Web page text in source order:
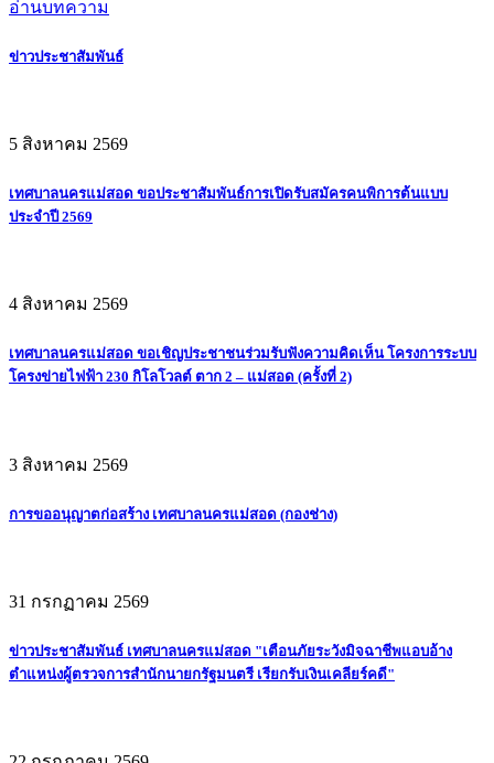
อ่านบทความ
ข่าวประชาสัมพันธ์
5 สิงหาคม 2569
เทศบาลนครแม่สอด ขอประชาสัมพันธ์การเปิดรับสมัครคนพิการต้นแบบ
ประจำปี 2569
4 สิงหาคม 2569
เทศบาลนครแม่สอด ขอเชิญประชาชนร่วมรับฟังความคิดเห็น โครงการระบบ
โครงข่ายไฟฟ้า 230 กิโลโวลต์ ตาก 2 – แม่สอด (ครั้งที่ 2)
3 สิงหาคม 2569
การขออนุญาตก่อสร้าง เทศบาลนครแม่สอด (กองช่าง)
31 กรกฏาคม 2569
ข่าวประชาสัมพันธ์ เทศบาลนครแม่สอด "เตือนภัยระวังมิจฉาชีพแอบอ้าง
ตำแหน่งผู้ตรวจการสำนักนายกรัฐมนตรี เรียกรับเงินเคลียร์คดี"